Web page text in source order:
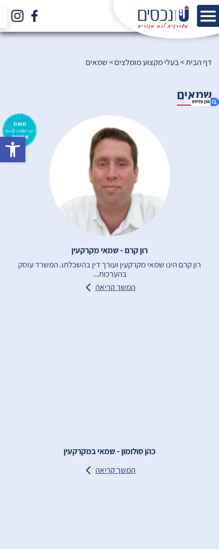
דף הבית>בעלי מקצוע מומלצים>שמאים
שמאים
רון קרם - שמאי מקרקעין
רון קרם הינו שמאי מקרקעין ועורך דין בהשכלתו. המשרד עוסק
בהערכות...
המשך קריאה
כהן סולומון - שמאי במקרקעין
המשך קריאה